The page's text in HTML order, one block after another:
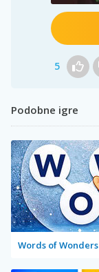
5
Podobne igre
Words of Wonders